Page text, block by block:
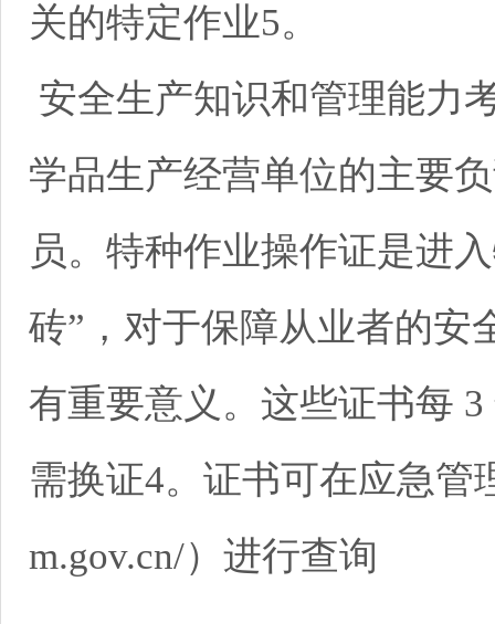
关的特定作业5。
安全生产知识和管理能力
学品生产经营单位的主要
员。特种作业操作证是进
砖”，对于保障从业者的安
有重要意义。这些证书每
需换证4。证书可在应急管
m.gov.cn/）进行查询